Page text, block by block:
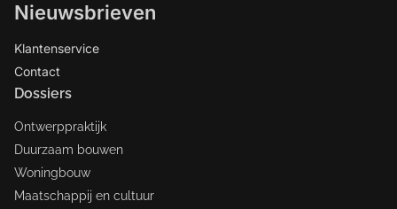
Nieuwsbrieven
Klantenservice
Contact
Dossiers
Ontwerppraktijk
Duurzaam bouwen
Woningbouw
Maatschappij en cultuur